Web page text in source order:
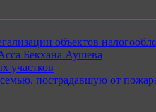
объектов
Бекхана Аушева
участков
пострадавшую от